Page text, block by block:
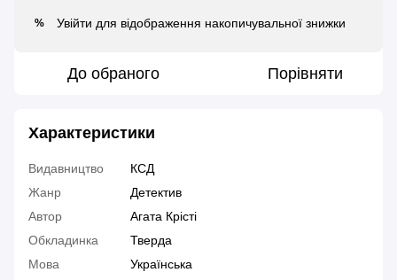
% Увійти для відображення накопичувальної знижки
До обраного Порівняти
Характеристики
Видавництво
КСД
Жанр
Детектив
Автор
Агата Крісті
Обкладинка
Тверда
Мова
Українська